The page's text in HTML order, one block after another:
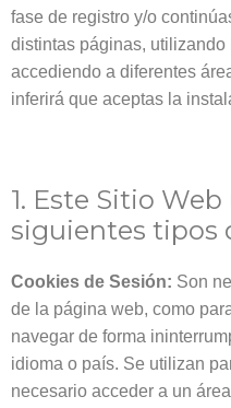
fase de registro y/o
distintas páginas,
accediendo a diferentes
inferirá que aceptas la
1. Este Sitio
siguientes tipos
Cookies de Sesión: Son
de la página web, como
navegar de forma
idioma o país. Se utilizan
necesario acceder a un